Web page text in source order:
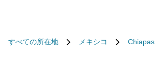
すべての所在地 メキシコ Chiapas